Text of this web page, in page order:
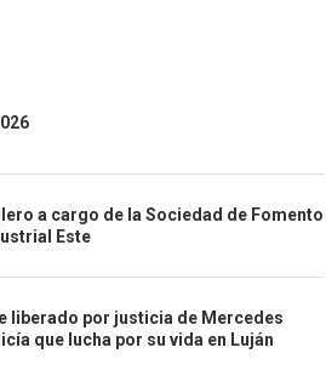
a cargo de la Sociedad de Fomento
Este
liberado por justicia de Mercedes
que lucha por su vida en Luján